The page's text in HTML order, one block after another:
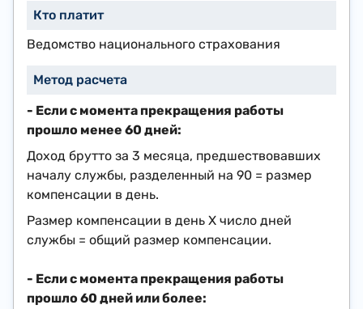
Ведомство национального страхования
- Если с момента прекращения работы
прошло менее 60 дней:
Доход брутто за 3 месяца, предшествовавших
началу службы, разделенный на 90 = размер
компенсации в день.​
Размер компенсации в день Х число дней
службы = общий размер компенсации.
- Если с момента прекращения работы
прошло 60 дней или более: